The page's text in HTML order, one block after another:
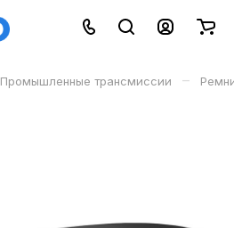
Промышленные трансмиссии –